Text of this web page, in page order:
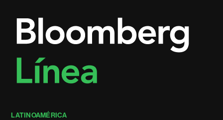
LATINOAMÉRICA